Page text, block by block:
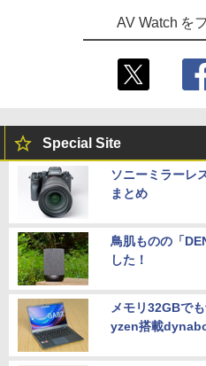
AV Watch を
Special Site
ソニーミラーレ
まとめ
鳥肌ものの「
した！
メモリ32GBで
yzen搭載